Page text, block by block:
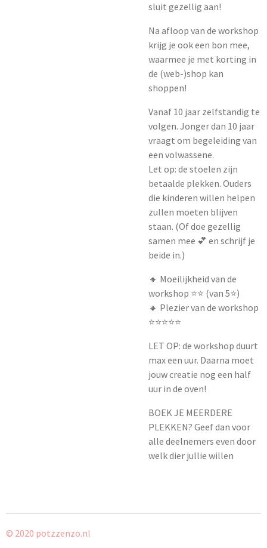
sluit gezellig aan!
Na afloop van de workshop
krijg je ook een bon mee,
waarmee je met korting in
de (web-)shop kan
shoppen!
Vanaf 10 jaar zelfstandig te
volgen. Jonger dan 10 jaar
vraagt om begeleiding van
een volwassene.
Let op: de stoelen zijn
betaalde plekken. Ouders
die kinderen willen helpen
zullen moeten blijven
staan. (Of doe gezellig
samen mee 💕 en schrijf je
beide in.)
🔸 Moeilijkheid van de
workshop ⭐️⭐️ (van 5⭐️)
🔸 Plezier van de workshop
⭐️⭐️⭐️⭐️⭐️
LET OP: de workshop duurt
max een uur. Daarna moet
jouw creatie nog een half
uur in de oven!
BOEK JE MEERDERE
PLEKKEN? Geef dan voor
alle deelnemers even door
welk dier jullie willen
© 2020 potzzenzo.nl